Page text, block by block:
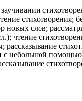
стихотворения;
новых слов;
чтение
рассказывание
с небольшой помощью